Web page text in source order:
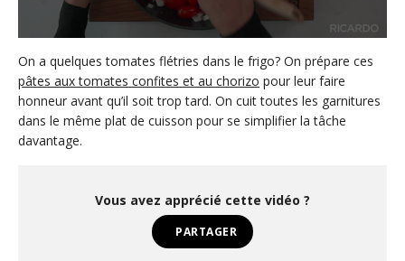
s
c
o
n
d
s
On a quelques tomates flétries dans le frigo? On prépare ces
pâtes aux tomates confites et au chorizo pour leur faire
honneur avant qu’il soit trop tard. On cuit toutes les garnitures
dans le même plat de cuisson pour se simplifier la tâche
davantage.
Vous avez apprécié cette vidéo ?
PARTAGER